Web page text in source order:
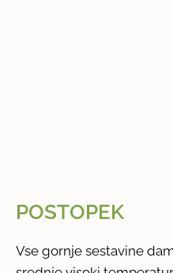
POSTOPEK
Vse gornje sestavine